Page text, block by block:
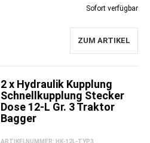
Sofort verfügbar
ZUM ARTIKEL
2 x Hydraulik Kupplung
Schnellkupplung Stecker
Dose 12-L Gr. 3 Traktor
Bagger
ARTIKELNUMMER: HK-12L-TYP3